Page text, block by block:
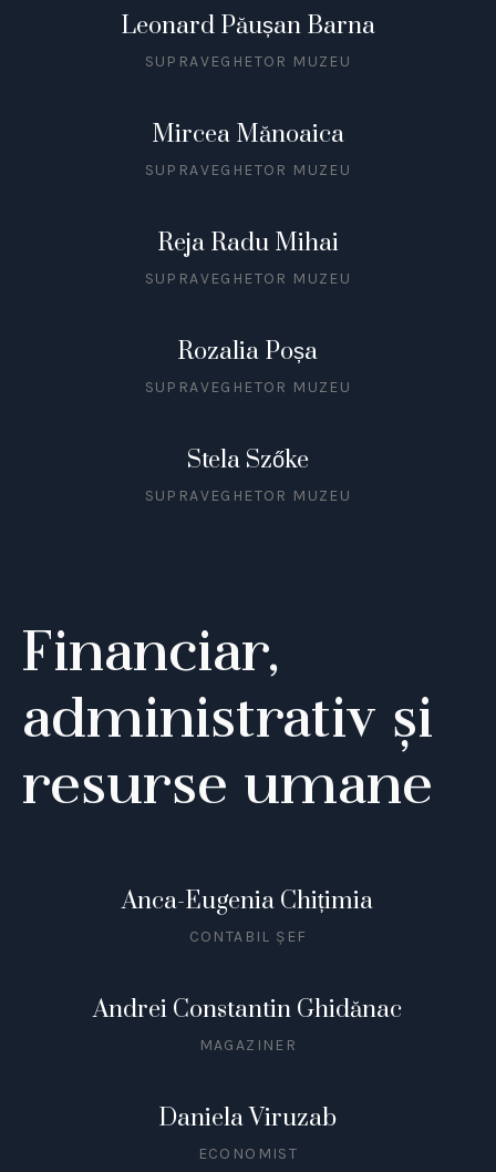
Leonard Păușan Barna
SUPRAVEGHETOR MUZEU
Mircea Mănoaica
SUPRAVEGHETOR MUZEU
Reja Radu Mihai
SUPRAVEGHETOR MUZEU
Rozalia Poșa
SUPRAVEGHETOR MUZEU
Stela Szőke
SUPRAVEGHETOR MUZEU
Financiar,
administrativ și
resurse umane
Anca-Eugenia Chițimia
CONTABIL ȘEF
Andrei Constantin Ghidănac
MAGAZINER
Daniela Viruzab
ECONOMIST